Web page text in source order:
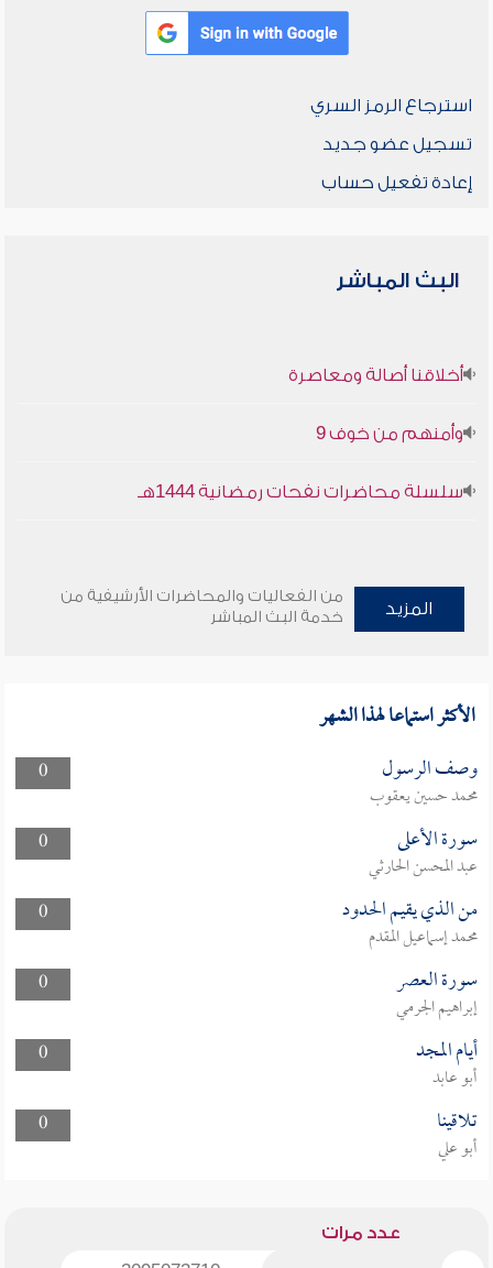
استرجاع الرمز السري
تسجيل عضو جديد
إعادة تفعيل حساب
البث المباشر
أخلاقنا أصالة ومعاصرة
وأمنهم من خوف 9
سلسلة محاضرات نفحات رمضانية 1444هـ
المزيد
من الفعاليات والمحاضرات الأرشيفية من
خدمة البث المباشر
الأكثر استماعا لهذا الشهر
0 وصف الرسول
محمد حسين يعقوب
0
سورة الأعلى
عبد المحسن الحارثي
0
من الذي يقيم الحدود
محمد إسماعيل المقدم
0
سورة العصر
إبراهيم الجرمي
0
أيام المجد
أبو عابد
0
تلاقينا
أبو علي
عدد مرات